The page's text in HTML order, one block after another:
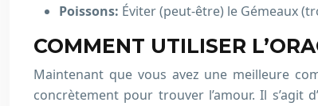
Poissons: Éviter (peut-être) le Gémeaux
COMMENT UTILISER
Maintenant que vous avez une meilleure
concrètement pour trouver l’amour. Il s’agit